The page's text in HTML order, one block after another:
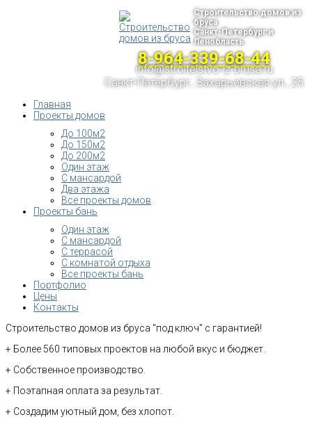
Строительство домов из
бруса
Санкт-Петербург и
Ленобласть
8-964-339-68-44
info@stroitelstvo-iz-brusa.ru
Санкт-Петербург, Захарьевская ул., 25
Главная
Проекты домов
До 100м2
До 150м2
До 200м2
Один этаж
С мансардой
Два этажа
Все проекты домов
Проекты бань
Один этаж
С мансардой
С террасой
С комнатой отдыха
Все проекты бань
Портфолио
Цены
Контакты
Строительство домов из бруса "под ключ" с гарантией!
+ Более 560 типовых проектов на любой вкус и бюджет.
+ Собственное производство.
+ Поэтапная оплата за результат.
+ Создадим уютный дом, без хлопот.